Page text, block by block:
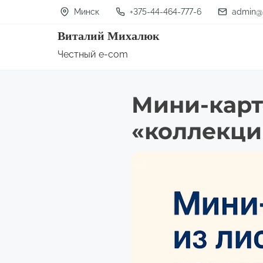
Минск +375-44-464-777-6
Виталий Михалюк
Честный e-com
Мини-